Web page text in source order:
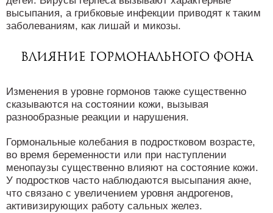
высыпания, а грибковые инфекции приводят к таким
заболеваниям, как лишай и микозы.
Влияние гормонального фона
Изменения в уровне гормонов также существенно
сказываются на состоянии кожи, вызывая
разнообразные реакции и нарушения.
Гормональные колебания в подростковом возрасте,
во время беременности или при наступлении
менопаузы существенно влияют на состояние кожи.
У подростков часто наблюдаются высыпания акне,
что связано с увеличением уровня андрогенов,
активизирующих работу сальных желез.